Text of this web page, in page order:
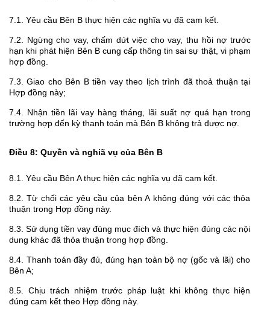
7.1. Yêu cầu Bên B thực hiện các nghĩa vụ đã cam kết.
7.2. Ngừng cho vay, chấm dứt việc cho vay, thu hồi nợ trước
hạn khi phát hiện Bên B cung cấp thông tin sai sự thật, vi phạm
hợp đồng.
7.3. Giao cho Bên B tiền vay theo lịch trình đã thoả thuận tại
Hợp đồng này;
7.4. Nhận tiền lãi vay hàng tháng, lãi suất nợ quá hạn trong
trường hợp đến kỳ thanh toán mà Bên B không trả được nợ.
Điều 8: Quyền và nghiã vụ của Bên B
8.1. Yêu cầu Bên A thực hiện các nghĩa vụ đã cam kết.
8.2. Từ chối các yêu cầu của bên A không đúng với các thỏa
thuận trong Hợp đồng này.
8.3. Sử dụng tiền vay đúng mục đích và thực hiện đúng các nội
dung khác đã thỏa thuận trong hợp đồng.
8.4. Thanh toán đầy đủ, đúng hạn toàn bộ nợ (gốc và lãi) cho
Bên A;
8.5. Chịu trách nhiệm trước pháp luật khi không thực hiện
đúng cam kết theo Hợp đồng này.